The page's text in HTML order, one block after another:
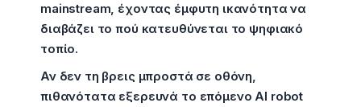
mainstream, έχοντας έμφυτη ικανότητα να
διαβάζει το πού κατευθύνεται το ψηφιακό
τοπίο.
Αν δεν τη βρεις μπροστά σε οθόνη,
πιθανότατα εξερευνά το επόμενο AI robot